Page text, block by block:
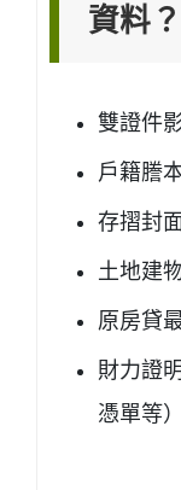
資料？
雙證件
戶籍謄
存摺封
土地建
原房貸
財力證
憑單等）